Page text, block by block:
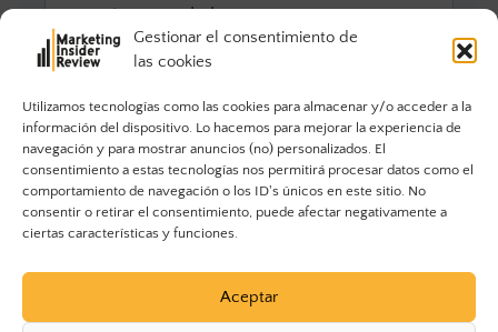
Gestionar el consentimiento de
las cookies
Utilizamos tecnologías como las cookies para almacenar y/o acceder a la
información del dispositivo. Lo hacemos para mejorar la experiencia de
navegación y para mostrar anuncios (no) personalizados. El
consentimiento a estas tecnologías nos permitirá procesar datos como el
comportamiento de navegación o los ID's únicos en este sitio. No
consentir o retirar el consentimiento, puede afectar negativamente a
ciertas características y funciones.
Aceptar